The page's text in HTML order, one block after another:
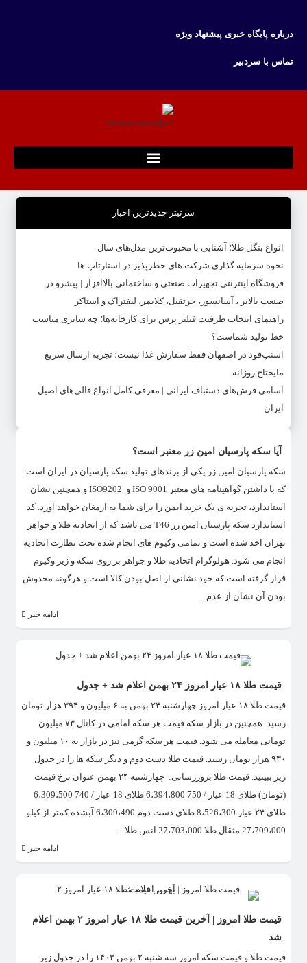
درباره پایگاه خبری پیشنهاد ویژه
تماس با سردبیر
سرتیتر جدیدترین اخبار
انواع بنگل طلا؛ آشنایی با محبوب‌ترین مدل‌های سال
نحوه سرمایه‌ گذاری شرکت‌ های خطرپذیر در استارتاپ ها
فروشگاه اینترنتی تجهیزات صنعتی و ساختمانی بالاافزار | پیشرو در
صنعت بالابر ، آسانسور، جرثقیل، کلایمر، لیفتراک و استاکر
راهنمای انتخاب ظرفیت فیلتر پرس برای کارخانه‌ها؛ چه سایزی مناسب
خط تولید شماست؟
اسنپ‌فود در اصفهان فقط سفارش غذا نیست؛ تجربه ارسال سریع
مایحتاج روزانه
اسامی فرش‌های دستباف ایرانی | معرفی کامل انواع قالی‌های اصیل
ایران
آیا سکه پارسیان امین زر معتبر است؟
سکه پارسیان امین زر یکی از برندهای تولید سکه پارسیان در ایران است
که با داشتن گواهینامه های معتبر ISO 9001 و ISO9202 و همچنین نشان
استاندارد، تجربه ی یک خرید ایمن را برای شما به ارمغان خواهد آورد. کد
استاندارد سکه پارسیان امین زر T46 می باشد که از اتحادیه طلا و جواهر
تهران اخذ شده است و تمامی وکیوم های انجام شده تحت نظارت اتحادیه
انجام می شود. هولوگرام اتحادیه طلا و جواهر بر روی سکه و زیر وکیوم
قرار گرفته است که خود نشانی از اصل بودن کالا است و هرگونه مخدوش
بودن آن نشان از عدم...
ادامه خبر
قیمت طلا ۱۸ عیار امروز ۲۴ بهمن اعلام شد + جدول
قیمت طلا ۱۸ عیار امروز چهارشنبه ۲۴ بهمن به ۶ میلیون و ۳۹۴ هزار تومان
رسید. همچنین در بازار سکه قیمت هر سکه امامی در کانال ۷۳ میلیون
تومانی معامله می شود. قیمت هر سکه گرمی نیز در بازار به ۱۰ میلیون و
۹۳۰ هزار تومان رسید. قیمت طلا دست دوم و دیگر سکه ها را در جدول
زیر ببینید.​ قیمت طلا بروزرسانی: چهارشنبه ۲۴ بهمن عنوان نرخ قیمت
(تومان) طلای 18 عیار / 750 6،394،800 طلای 18 عیار / 740 6،309،500
طلای ۲۴ عیار 8،526،300 طلای دست دوم 6،309،490 آبشده کمتر از کیلو
27،709،000 مثقال طلا 27،703،000 انس طلا...
ادامه خبر
قیمت طلا امروز | آخرین قیمت طلا ۱۸ عیار امروز ۲ بهمن اعلام
شد
قیمت طلا و قیمت سکه امروز سه شنبه ۲ بهمن ۱۴۰۳ را در جدول زیر